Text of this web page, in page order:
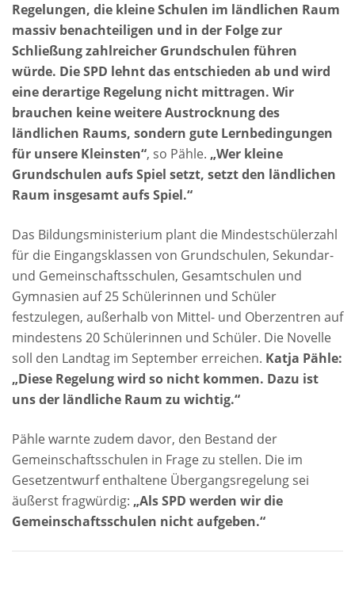
Regelungen, die kleine Schulen im ländlichen Raum
massiv benachteiligen und in der Folge zur
Schließung zahlreicher Grundschulen führen
würde. Die SPD lehnt das entschieden ab und wird
eine derartige Regelung nicht mittragen. Wir
brauchen keine weitere Austrocknung des
ländlichen Raums, sondern gute Lernbedingungen
für unsere Kleinsten“, so Pähle. „Wer kleine
Grundschulen aufs Spiel setzt, setzt den ländlichen
Raum insgesamt aufs Spiel.“
Das Bildungsministerium plant die Mindestschülerzahl
für die Eingangsklassen von Grundschulen, Sekundar-
und Gemeinschaftsschulen, Gesamtschulen und
Gymnasien auf 25 Schülerinnen und Schüler
festzulegen, außerhalb von Mittel- und Oberzentren auf
mindestens 20 Schülerinnen und Schüler. Die Novelle
soll den Landtag im September erreichen. Katja Pähle:
„Diese Regelung wird so nicht kommen. Dazu ist
uns der ländliche Raum zu wichtig.“
Pähle warnte zudem davor, den Bestand der
Gemeinschaftsschulen in Frage zu stellen. Die im
Gesetzentwurf enthaltene Übergangsregelung sei
äußerst fragwürdig: „Als SPD werden wir die
Gemeinschaftsschulen nicht aufgeben.“